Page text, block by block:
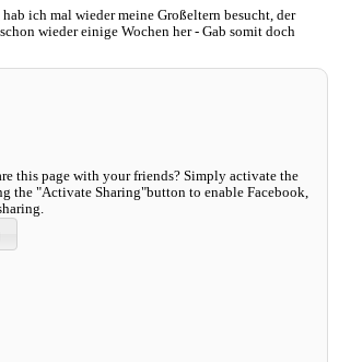
ich mal wieder meine Großeltern besucht, der
wieder einige Wochen her - Gab somit doch
this page with your friends? Simply activate the
the "Activate Sharing"button to enable Facebook,